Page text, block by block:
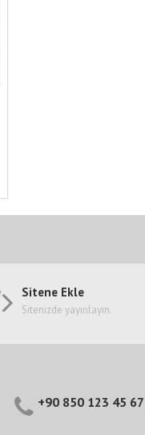
Sitene Ekle
Sitenizde yayınlayın.
+90 850 123 45 67